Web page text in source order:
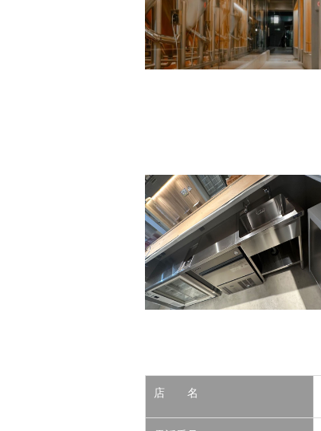
店 名